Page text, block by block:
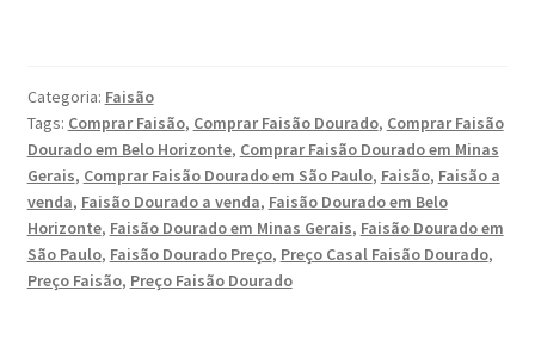
Categoria: Faisão
Tags: Comprar Faisão, Comprar Faisão Dourado, Comprar Faisão
Dourado em Belo Horizonte, Comprar Faisão Dourado em Minas
Gerais, Comprar Faisão Dourado em São Paulo, Faisão, Faisão a
venda, Faisão Dourado a venda, Faisão Dourado em Belo
Horizonte, Faisão Dourado em Minas Gerais, Faisão Dourado em
São Paulo, Faisão Dourado Preço, Preço Casal Faisão Dourado,
Preço Faisão, Preço Faisão Dourado